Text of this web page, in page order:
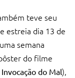
teve seu
estreia dia 13 de
semana
do filme
Invocação do Mal),